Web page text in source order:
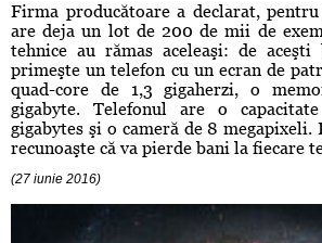
Firma producătoare a declarat,
are deja un lot de 200 de mii de
tehnice au rămas aceleaşi: de aceşti
primeşte un telefon cu un ecran de
quad-core de 1,3 gigaherzi, o
gigabyte. Telefonul are o
gigabytes şi o cameră de 8
recunoaşte că va pierde bani la fiecare
(27 iunie 2016)